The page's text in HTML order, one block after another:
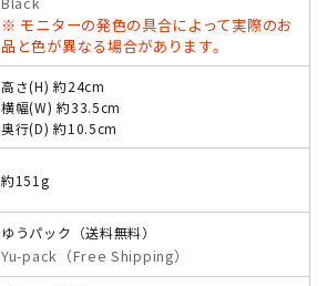
※ モニターの発色の具合によって実際のお
品と色が異なる場合があります。
高さ(H) 約24cm
横幅(W) 約33.5cm
奥行(D) 約10.5cm
約151g
ゆうパック（送料無料）
Yu-pack（Free Shipping）